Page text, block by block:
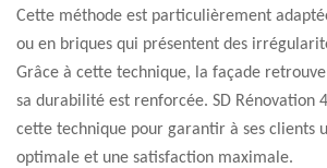
Cette méthode est particulièrement
ou en briques qui présentent des
Grâce à cette technique, la façade
sa durabilité est renforcée. SD Rénovation
cette technique pour garantir à ses clients
optimale et une satisfaction maximale.